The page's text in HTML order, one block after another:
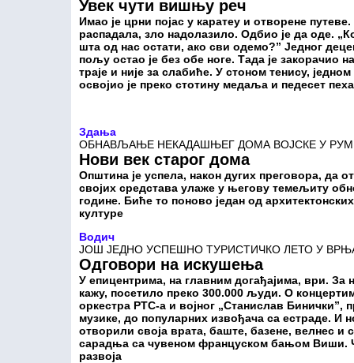
Увек чути вишњу реч
Имао је црни појас у каратеу и отворене
распадала, зло надолазило. Одбио је да оде.
шта од нас остати, ако сви одемо?” Једног
пољу остао је без обе ноге. Тада је закорачио
траје и није за слабиће. У стоном тенису,
освојио је преко стотину медаља и педесет
Здања
ОБНАВЉАЊЕ НЕКАДАШЊЕГ ДОМА ВОЈСКЕ У
Нови век старог дома
Општина је успела, након дугих преговора, да
својих средстава улаже у његову темељиту
године. Биће то поново један од
културе
Водич
ЈОШ ЈЕДНО УСПЕШНО ТУРИСТИЧКО ЛЕТО У
Одговори на искушења
У епицентрима, на главним догађајима, ври. За
кажу, посетило преко 300.000 људи. О
оркестра РТС-а и војног „Станислав Бинички”,
музике, до популарних извођача са естраде. И
отворили своја врата, баште, базене, велнес и
сарадња са чувеном француском бањом Виши.
развоја